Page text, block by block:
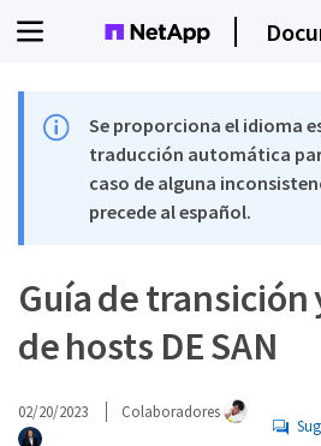
Se proporciona el idioma
traducción automática
caso de alguna
precede al español.
Guía de transición
de hosts DE SAN
02/20/2023 Colaboradores